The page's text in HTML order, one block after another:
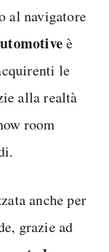
al navigatore
è
le
alla realtà
room
anche per
grazie ad